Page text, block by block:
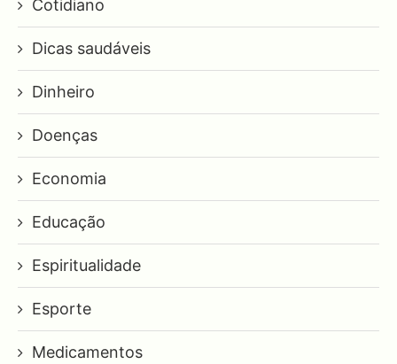
Cotidiano
Dicas saudáveis
Dinheiro
Doenças
Economia
Educação
Espiritualidade
Esporte
Medicamentos